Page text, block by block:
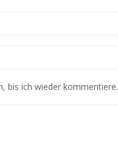
bis ich wieder kommentiere.